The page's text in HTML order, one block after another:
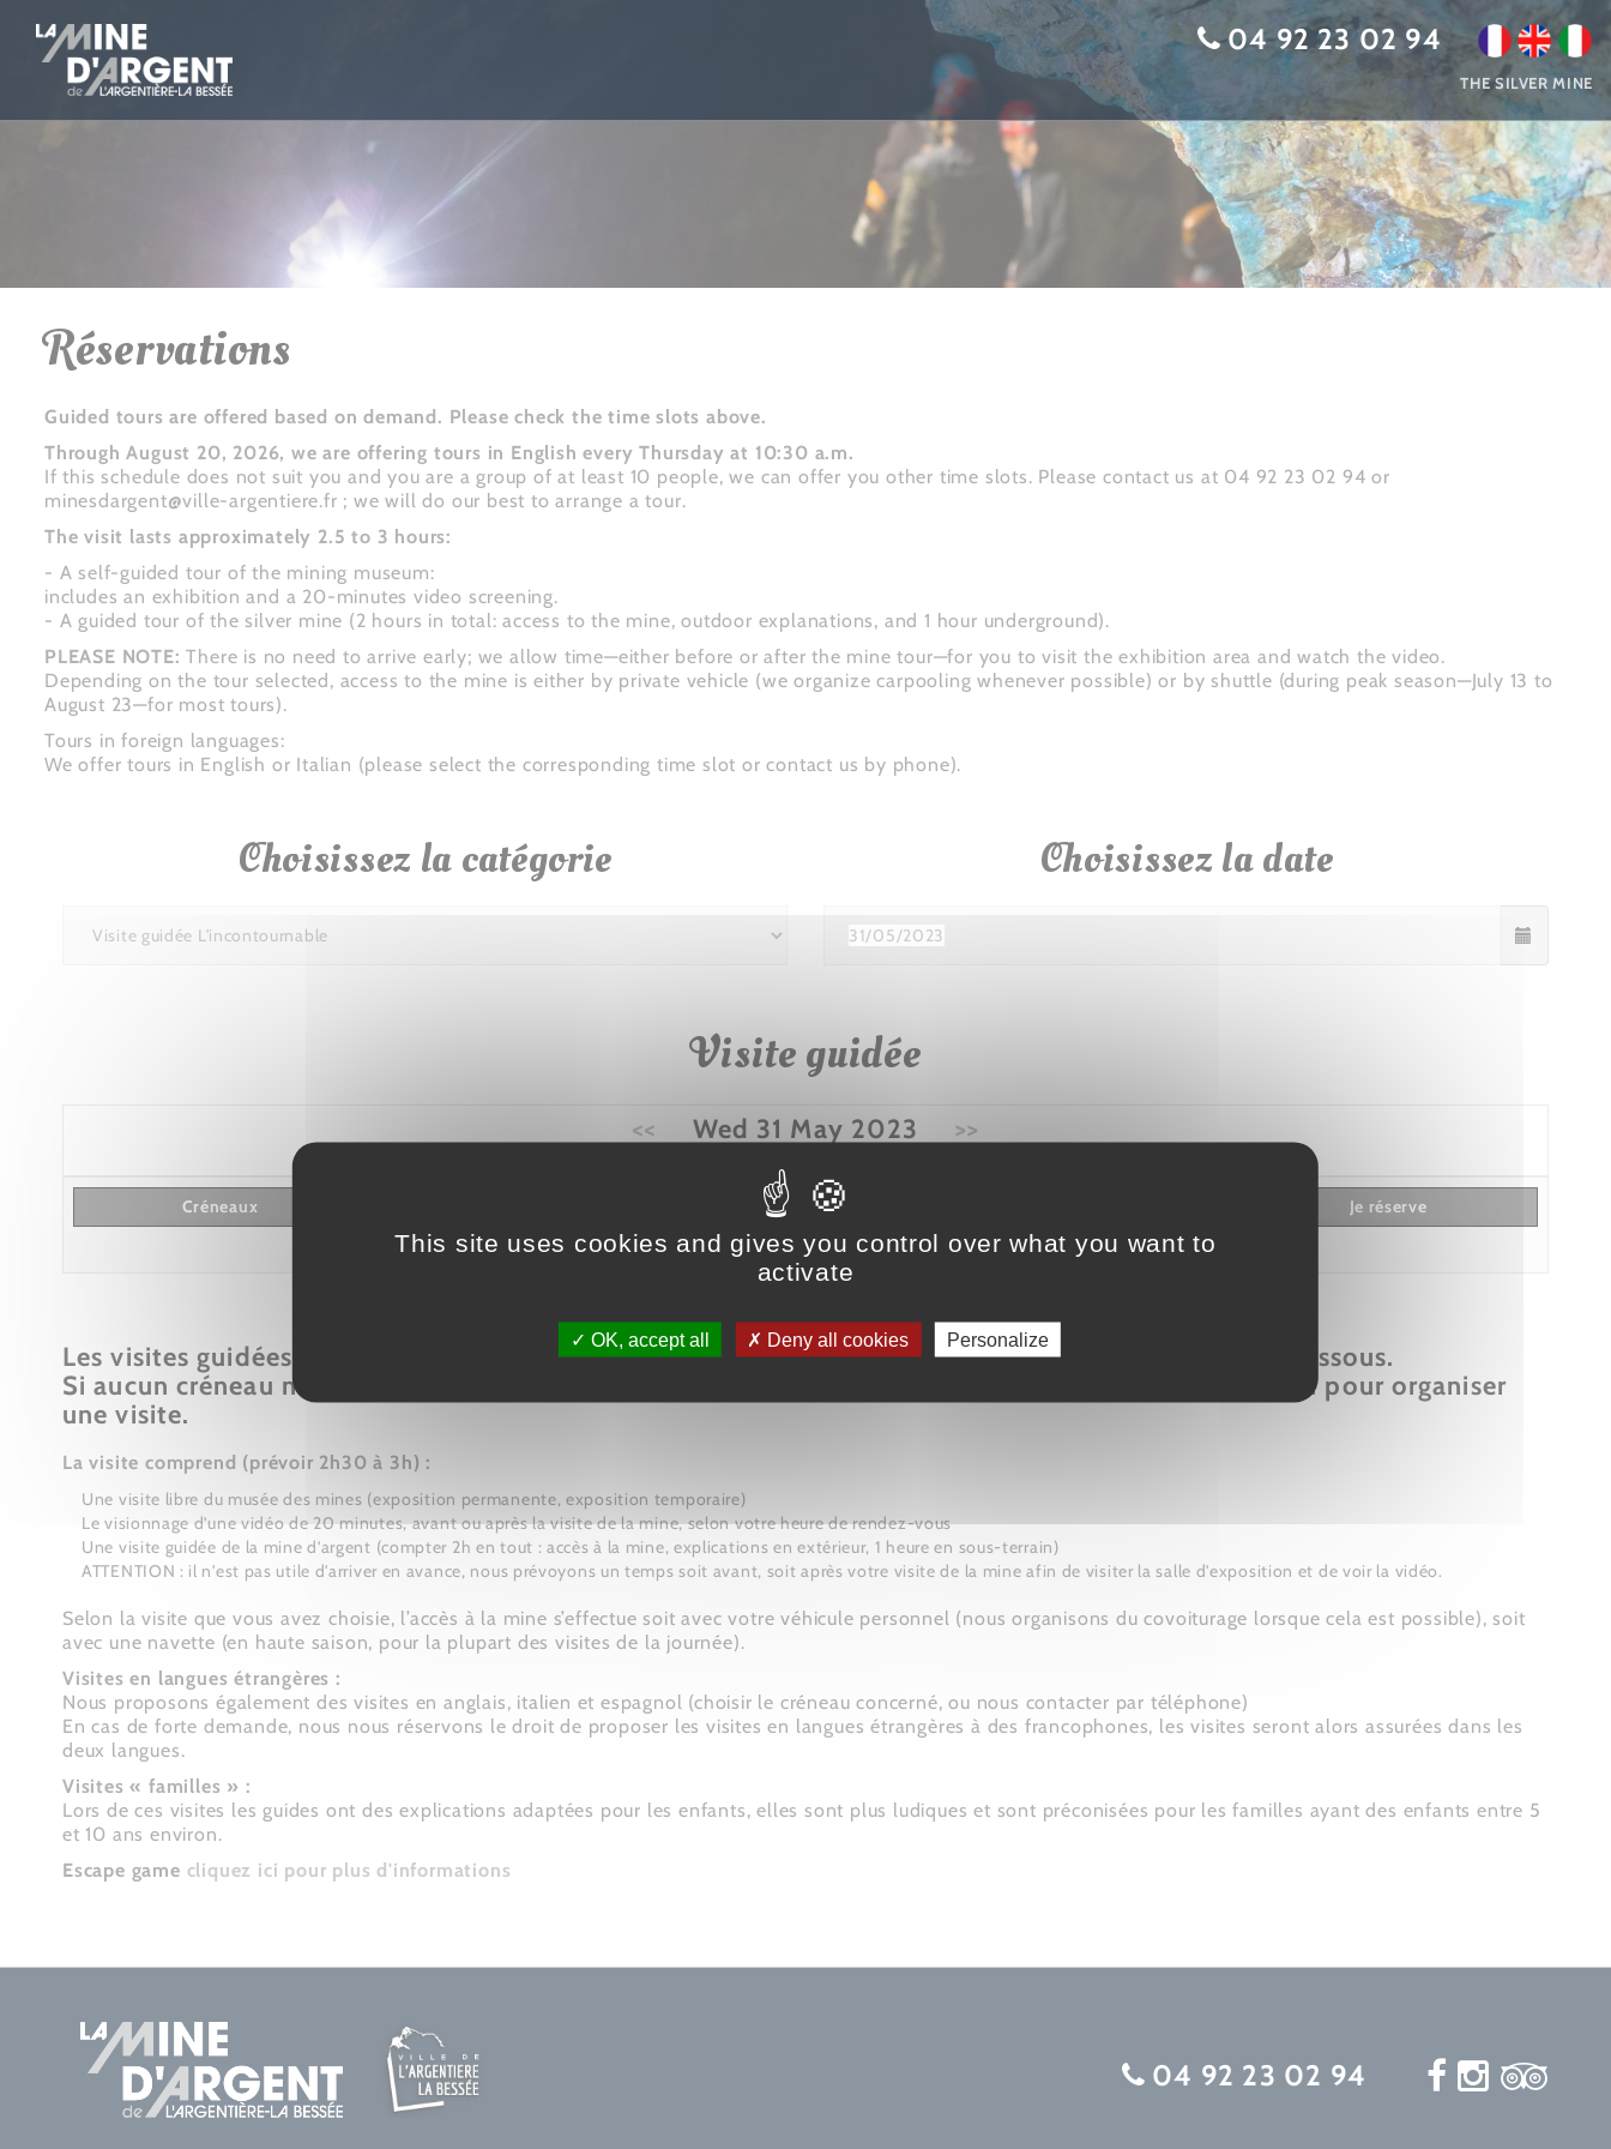
04 92 23 02 94
THE SILVER MINE
Réservations
Guided tours are offered based on demand. Please check the time slots above.
Through August 20, 2026, we are offering tours in English every Thursday at 10:30 a.m.
If this schedule does not suit you and you are a group of at least 10 people, we can offer you other time slots. Please contact us at 04 92 23 02 94 or
minesdargent@ville-argentiere.fr ; we will do our best to arrange a tour.
The visit lasts approximately 2.5 to 3 hours:
- A self-guided tour of the mining museum:
includes an exhibition and a 20-minutes video screening.
- A guided tour of the silver mine (2 hours in total: access to the mine, outdoor explanations, and 1 hour underground).
PLEASE NOTE: There is no need to arrive early; we allow time—either before or after the mine tour—for you to visit the exhibition area and watch the video.
Depending on the tour selected, access to the mine is either by private vehicle (we organize carpooling whenever possible) or by shuttle (during peak season—July 13 to
August 23—for most tours).
Tours in foreign languages:
We offer tours in English or Italian (please select the corresponding time slot or contact us by phone).
Choisissez la catégorie Choisissez la date
Visite guidée
<< Wed 31 May 2023 >>
Créneaux Je réserve
Les visites guidées sont proposées en fonction de la demande. Consultez les créneaux horaires ci-dessous.
Si aucun créneau ne vous convient, contactez-nous au 04 92 23 02 94, nous ferons notre maximum pour organiser
une visite.
La visite comprend (prévoir 2h30 à 3h) :
Une visite libre du musée des mines (exposition permanente, exposition temporaire)
Le visionnage d’une vidéo de 20 minutes, avant ou après la visite de la mine, selon votre heure de rendez-vous
Une visite guidée de la mine d’argent (compter 2h en tout : accès à la mine, explications en extérieur, 1 heure en sous-terrain)
ATTENTION : il n'est pas utile d'arriver en avance, nous prévoyons un temps soit avant, soit après votre visite de la mine afin de visiter la salle d'exposition et de voir la vidéo.
Selon la visite que vous avez choisie, l’accès à la mine s’effectue soit avec votre véhicule personnel (nous organisons du covoiturage lorsque cela est possible), soit
avec une navette (en haute saison, pour la plupart des visites de la journée).
Visites en langues étrangères :
Nous proposons également des visites en anglais, italien et espagnol (choisir le créneau concerné, ou nous contacter par téléphone)
En cas de forte demande, nous nous réservons le droit de proposer les visites en langues étrangères à des francophones, les visites seront alors assurées dans les
deux langues.
Visites « familles » :
Lors de ces visites les guides ont des explications adaptées pour les enfants, elles sont plus ludiques et sont préconisées pour les familles ayant des enfants entre 5
et 10 ans environ.
Escape game cliquez ici pour plus d'informations
04 92 23 02 94
This site uses cookies and gives you control over what you want to
activate
OK, accept all Deny all cookies Personalize